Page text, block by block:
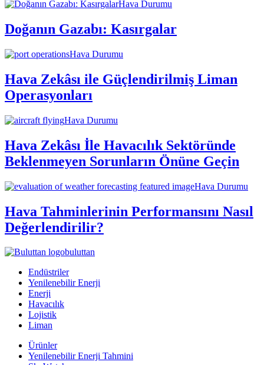
Hava Durumu
Doğanın Gazabı: Kasırgalar
Hava Durumu
Hava Zekâsı ile Güçlendirilmiş Liman
Operasyonları
Hava Durumu
Hava Zekâsı İle Havacılık Sektöründe
Beklenmeyen Sorunların Önüne Geçin
Hava Durumu
Hava Tahminlerinin Performansını Nasıl
Değerlendirilir?
buluttan
Endüstriler
Yenilenebilir Enerji
Enerji
Havacılık
Lojistik
Liman
Ürünler
Yenilenebilir Enerji Tahmini